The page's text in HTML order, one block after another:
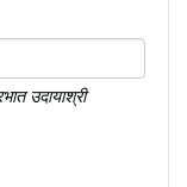
उदायाश्री